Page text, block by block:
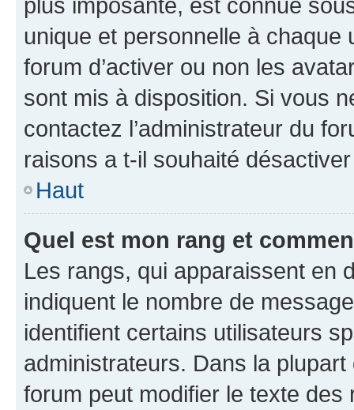
unique et personnelle à chaque
forum d’activer ou non les
sont mis à disposition. Si vous
contactez l’administrateur du
raisons a t-il souhaité
Haut
Quel est mon rang et
Les rangs, qui apparaissent en
indiquent le nombre de
identifient certains utilisateurs
administrateurs. Dans la
forum peut modifier le texte